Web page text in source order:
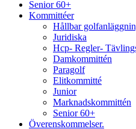
Senior 60+
Kommittéer
Hållbar
Juridiska
Hcp- Regler-
Damkommittén
Paragolf
Elitkommitté
Junior
Marknadskommittén
Senior 60+
Överenskommelser.